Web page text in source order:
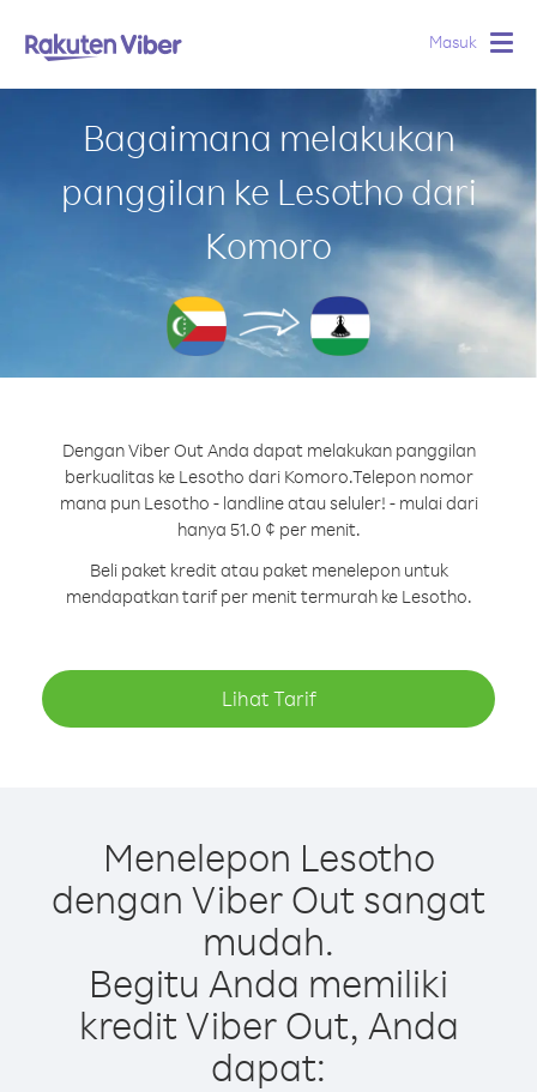
Masuk
Bagaimana melakukan
panggilan ke Lesotho dari
Komoro
Dengan Viber Out Anda dapat melakukan panggilan
berkualitas ke Lesotho dari Komoro.Telepon nomor
mana pun Lesotho - landline atau seluler! - mulai dari
hanya 51.0 ¢ per menit.
Beli paket kredit atau paket menelepon untuk
mendapatkan tarif per menit termurah ke Lesotho.
Lihat Tarif
Menelepon Lesotho
dengan Viber Out sangat
mudah.
Begitu Anda memiliki
kredit Viber Out, Anda
dapat: